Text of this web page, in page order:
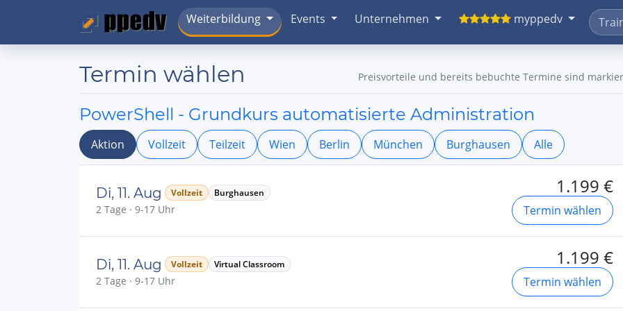
Weiterbildung Events Unternehmen myppedv
Termin wählen Preisvorteile und bereits bebuchte Termine sind
PowerShell - Grundkurs automatisierte Administration
Aktion Vollzeit Teilzeit Wien Berlin München Burghausen Alle
Di, 11. Aug Vollzeit Burghausen
2 Tage · 9-17 Uhr
1.199 €
Termin wählen
Di, 11. Aug Vollzeit Virtual Classroom
2 Tage · 9-17 Uhr
1.199 €
Termin wählen